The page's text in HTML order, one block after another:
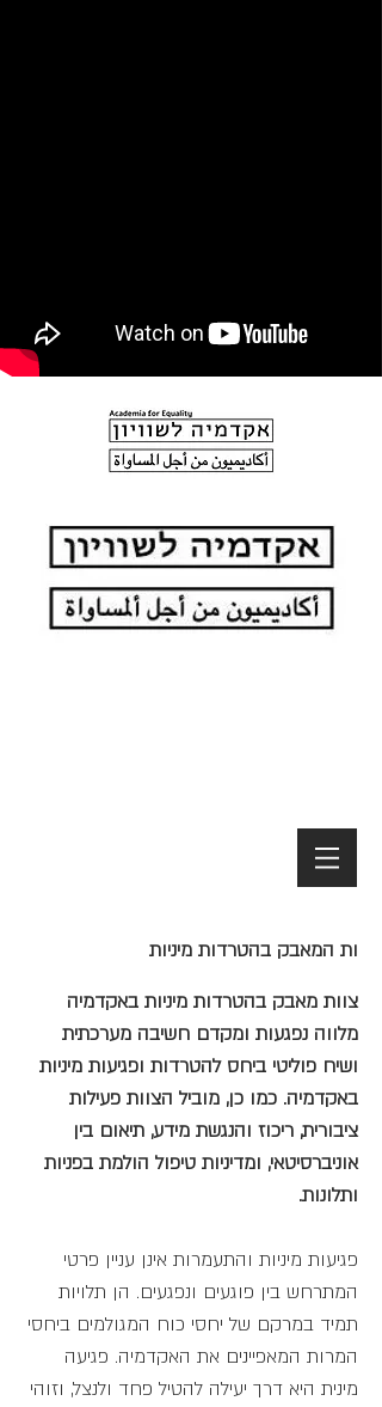
ות המאבק בהטרדות מיניות
צוות מאבק בהטרדות מיניות באקדמיה
מלווה נפגעות ומקדם חשיבה מערכתית
ושיח פוליטי ביחס להטרדות ופגיעות מיניות
באקדמיה. כמו כן, מוביל הצוות פעילות
ציבורית, ריכוז והנגשת מידע, תיאום בין
אוניברסיטאי, ומדיניות טיפול הולמת בפניות
ותלונות.
פגיעות מיניות והתעמרות אינן עניין פרטי
המתרחש בין פוגעים ונפגעים. הן תלויות
תמיד במרקם של יחסי כוח המגולמים ביחסי
המרות המאפיינים את האקדמיה. פגיעה
מינית היא דרך יעילה להטיל פחד ולנצל, וזוהי